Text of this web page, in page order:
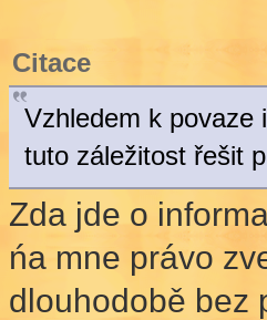
Citace
Vzhledem k povaze
tuto záležitost řešit
Zda jde o
ńa mne právo
dlouhodobě bez